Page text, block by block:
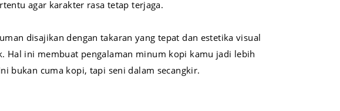
agar karakter rasa tetap terjaga.
disajikan dengan takaran yang tepat dan estetika visual
Hal ini membuat pengalaman minum kopi kamu jadi lebih
bukan cuma kopi, tapi seni dalam secangkir.